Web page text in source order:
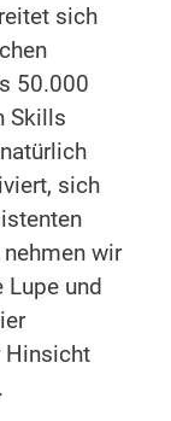
sich
50.000
Skills
sich
wir
Lupe und
Hinsicht